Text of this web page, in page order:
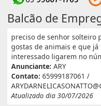
Balcão de
preciso de senhor solteiro
gostas de animais e que
interessado ligarem no
Anunciante: ARY
Contato: 65999187061 /
Atualizado dia 30/07/2026